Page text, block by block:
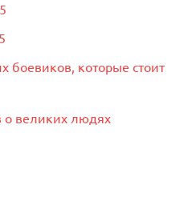
боевиков, которые стоит
великих людях